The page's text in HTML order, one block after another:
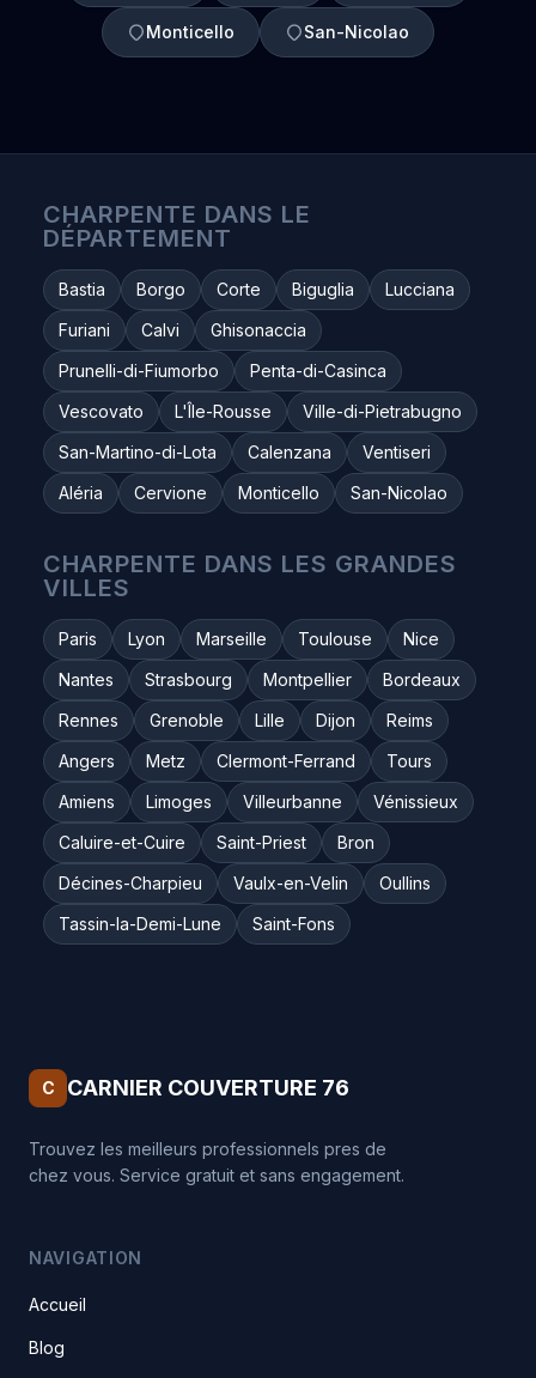
Monticello San-Nicolao
CHARPENTE DANS LE
DÉPARTEMENT
Bastia Borgo Corte Biguglia
Lucciana
Furiani
Calvi
Ghisonaccia
Prunelli-di-Fiumorbo
Penta-di-Casinca
Vescovato
L'Île-Rousse
Ville-di-Pietrabugno
San-Martino-di-Lota
Calenzana
Ventiseri
Aléria
Cervione Monticello San-Nicolao
CHARPENTE DANS LES GRANDES
VILLES
Paris Lyon Marseille Toulouse
Nice
Nantes
Strasbourg Montpellier
Bordeaux
Rennes
Grenoble Lille Dijon
Reims
Angers
Metz Clermont-Ferrand
Tours
Amiens
Limoges Villeurbanne
Vénissieux
Caluire-et-Cuire
Saint-Priest
Bron
Décines-Charpieu
Vaulx-en-Velin
Oullins
Tassin-la-Demi-Lune
Saint-Fons
C CARNIER COUVERTURE 76
Trouvez les meilleurs professionnels pres de
chez vous. Service gratuit et sans engagement.
NAVIGATION
Accueil
Blog